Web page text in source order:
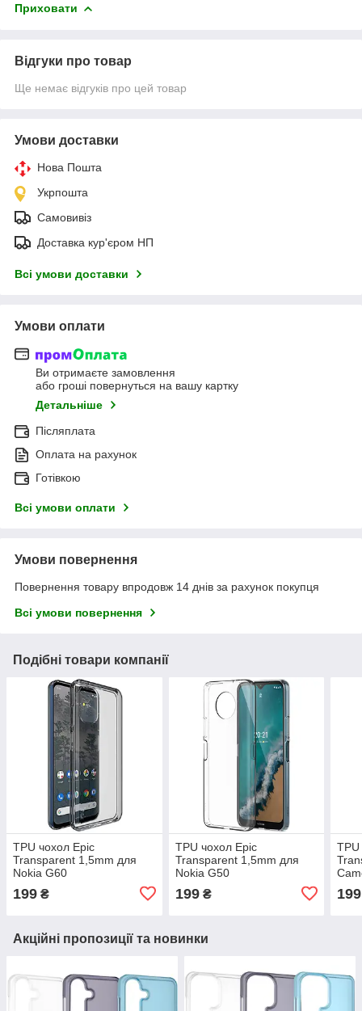
Приховати
Відгуки про товар
Ще немає відгуків про цей товар
Умови доставки
Нова Пошта
Укрпошта
Самовивіз
Доставка кур'єром НП
Всі умови доставки
Умови оплати
Ви отримаєте замовлення
або гроші повернуться на вашу картку
Детальніше
Післяплата
Оплата на рахунок
Готівкою
Всі умови оплати
Умови повернення
Повернення товару впродовж 14 днів за рахунок покупця
Всі умови повернення
Подібні товари компанії
TPU чохол Epic
Transparent 1,5mm для
Nokia G60
199 ₴
TPU чохол Epic
Transparent 1,5mm для
Nokia G50
199₴
TPU
199
Акційні пропозиції та новинки